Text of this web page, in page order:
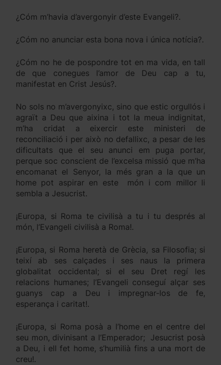
¿Cóm m’havia d’avergonyir d’este Evangeli?.
¿Cóm no anunciar esta bona nova i única notícia?.
¿Cóm no he de pospondre tot en ma vida, en tall
de que conegues l’amor de Deu cap a tu,
manifestat en Crist Jesús?.
No sols no m’avergonyixc, sino que estic orgullós i
agraït a Deu que aixina i tot la meua indignitat,
m’ha cridat a eixercir este ministeri de
reconciliació i per això no defallixc, a pesar de les
dificultats que el seu anunci em puga portar,
perque soc conscient de l’excelsa missió que m’ha
encomanat el Senyor, la més gran a la que un
home pot aspirar en este món i com millor li
sembla a Jesucrist.
¡Europa, si Roma te civilisà a tu i tu després al
món, l’Evangeli civilisà a Roma!.
¡Europa, si Roma heretà de Grècia, sa Filosofia; si
teixí ab ses calçades i ses naus la primera
globalitat occidental; si el seu Dret regí les
relacions humanes; l’Evangeli conseguí alçar ses
guanys cap a Deu i impregnar-los de fe,
esperança i caritat!.
¡Europa, si Roma posà a l’home en el centre del
seu mon, divinisant a l’Emperador; Jesucrist posà
a Deu, i ell fet home, s’humilià fins a una mort de
creu!.